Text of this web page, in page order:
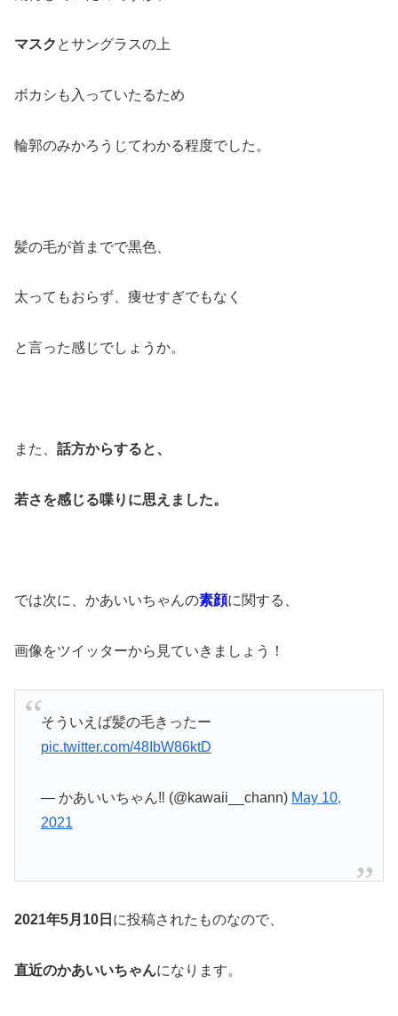
マスク とサングラスの上
ボカシも入っていたるため
輪郭のみかろうじてわかる程度でした。
髪の毛が首までで黒色、
太ってもおらず、痩せすぎでもなく
と言った感じでしょうか。
また、 話方からすると、
若さを感じる喋りに思えました。
では次に、かあいいちゃんの素顔に関する、
画像をツイッターから見ていきましょう！
そういえば髪の毛きったー
pic.twitter.com/48IbW86ktD
— かあいいちゃん‼️ (@kawaii__chann) May 10,
2021
2021年5月10日 に投稿されたものなので、
直近のかあいいちゃんになります。